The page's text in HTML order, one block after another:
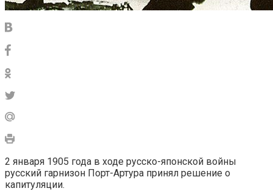
2 января 1905 года в ходе русско-японской войны
русский гарнизон Порт-Артура принял решение о
капитуляции.